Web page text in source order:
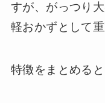
すが、がっつり
軽おかずとして
特徴をまとめる